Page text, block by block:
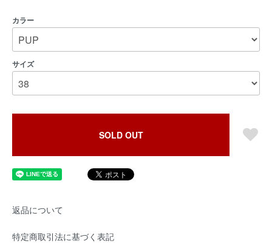
カラー
サイズ
SOLD OUT
返品について
特定商取引法に基づく表記